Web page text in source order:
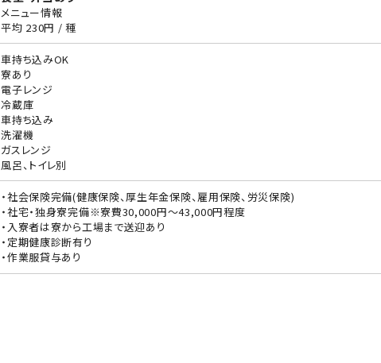
メニュー情報
平均 230円 / 種
車持ち込みOK
寮あり
電子レンジ
冷蔵庫
車持ち込み
洗濯機
ガスレンジ
風呂、トイレ別
・社会保険完備(健康保険、厚生年金保険、雇用保険、労災保険)
・社宅・独身寮完備※寮費30,000円～43,000円程度
・入寮者は寮から工場まで送迎あり
・定期健康診断有り
・作業服貸与あり